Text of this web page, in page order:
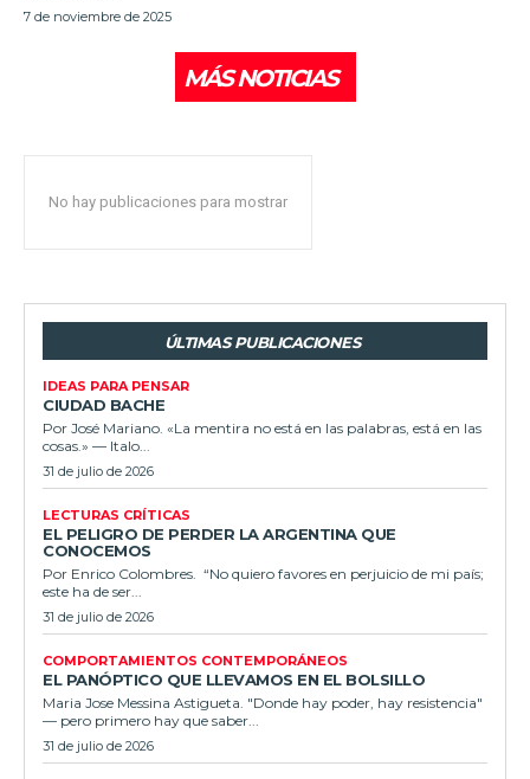
7 de noviembre de 2025
MÁS NOTICIAS
No hay publicaciones para mostrar
ÚLTIMAS PUBLICACIONES
IDEAS PARA PENSAR
CIUDAD BACHE
Por José Mariano. «La mentira no está en las palabras, está en las
cosas.» — Italo...
31 de julio de 2026
LECTURAS CRÍTICAS
EL PELIGRO DE PERDER LA ARGENTINA QUE
CONOCEMOS
Por Enrico Colombres. “No quiero favores en perjuicio de mi país;
este ha de ser...
31 de julio de 2026
COMPORTAMIENTOS CONTEMPORÁNEOS
EL PANÓPTICO QUE LLEVAMOS EN EL BOLSILLO
Maria Jose Messina Astigueta. "Donde hay poder, hay resistencia"
— pero primero hay que saber...
31 de julio de 2026